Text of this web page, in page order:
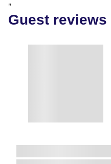
"
Guest reviews